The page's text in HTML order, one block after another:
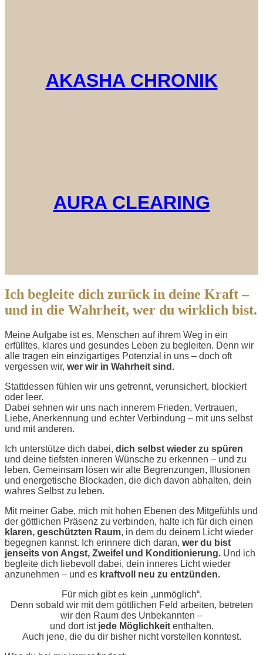
AKASHA CHRONIK
AURA CLEARING
Ich begleite dich zurück in deine Kraft –
und in die Wahrheit, wer du wirklich bist.
Meine Aufgabe ist es, Menschen auf ihrem Weg in ein
erfülltes, klares und gesundes Leben zu begleiten. Denn wir
alle tragen ein einzigartiges Potenzial in uns – doch oft
vergessen wir, wer wir in Wahrheit sind .
Stattdessen fühlen wir uns getrennt, verunsichert, blockiert
oder leer.
Dabei sehnen wir uns nach innerem Frieden, Vertrauen,
Liebe, Anerkennung und echter Verbindung – mit uns selbst
und mit anderen.
Ich unterstütze dich dabei, dich selbst wieder zu spüren
und deine tiefsten inneren Wünsche zu erkennen – und zu
leben. Gemeinsam lösen wir alte Begrenzungen, Illusionen
und energetische Blockaden, die dich davon abhalten, dein
wahres Selbst zu leben.
Mit meiner Gabe, mich mit hohen Ebenen des Mitgefühls und
der göttlichen Präsenz zu verbinden, halte ich für dich einen
klaren, geschützten Raum, in dem du deinem Licht wieder
begegnen kannst. Ich erinnere dich daran, wer du bist
jenseits von Angst, Zweifel und Konditionierung. Und ich
begleite dich liebevoll dabei, dein inneres Licht wieder
anzunehmen – und es kraftvoll neu zu entzünden.
Für mich gibt es kein „unmöglich“.
Denn sobald wir mit dem göttlichen Feld arbeiten, betreten
wir den Raum des Unbekannten –
und dort ist jede Möglichkeitenthalten.
Auch jene, die du dir bisher nicht vorstellen konntest.